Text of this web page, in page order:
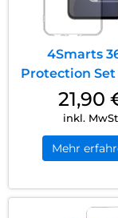
4Smarts
Protection Set
A3621,90
inkl.
Mehr